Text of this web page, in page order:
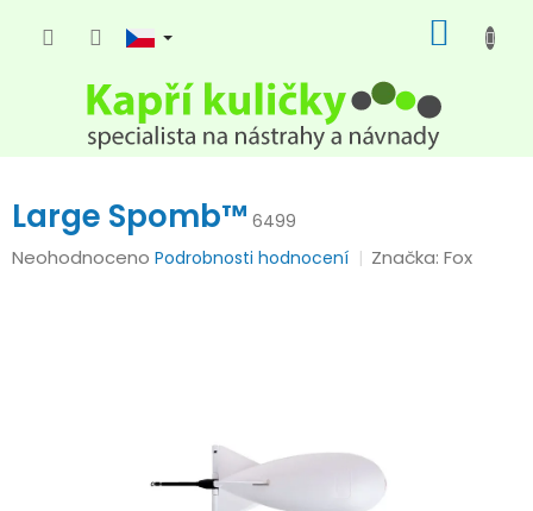
KOŠÍK
Large Spomb™ 6499
Průměrné
Neohodnoceno Podrobnosti hodnocení Značka:Fox